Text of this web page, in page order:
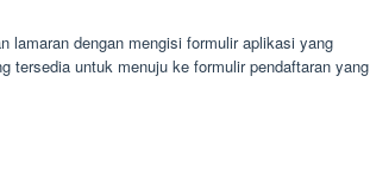
lamaran dengan mengisi formulir aplikasi yang
tersedia untuk menuju ke formulir pendaftaran yang